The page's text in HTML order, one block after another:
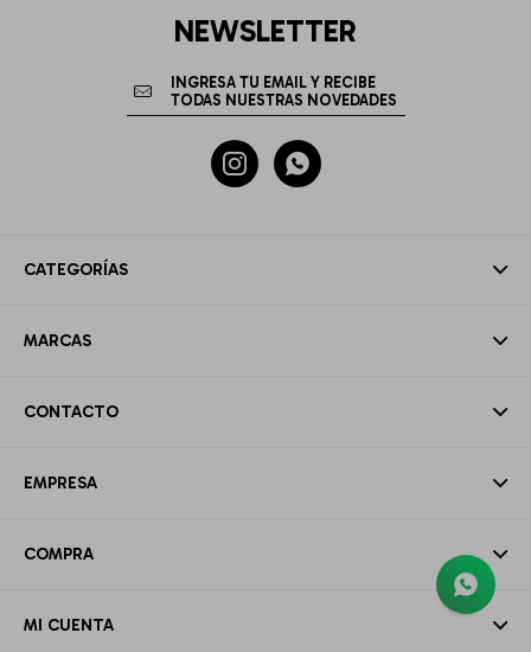
CATEGORÍAS
MARCAS
CONTACTO
EMPRESA
COMPRA
MI CUENTA
NEWSLETTER
 